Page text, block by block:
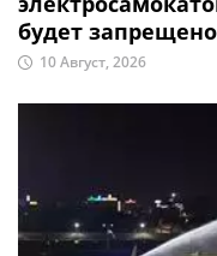
будет запрещено
10 Август, 2026